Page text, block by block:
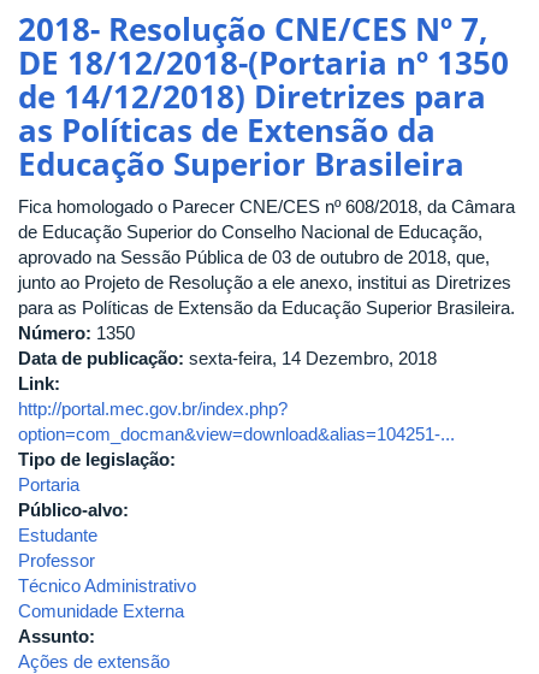
RESOLUÇÃO
SEI
Nº
04/2017,
DO
CONSEX
-
normatização
NEJ
e
Empresas
Juniores-
Alterada
pela
Resolução
2018- Resolução CNE/CES Nº 7,
DE 18/12/2018-(Portaria nº 1350
de 14/12/2018) Diretrizes para
as Políticas de Extensão da
Educação Superior Brasileira
Fica homologado o Parecer CNE/CES nº 608/2018, da Câmara
de Educação Superior do Conselho Nacional de Educação,
aprovado na Sessão Pública de 03 de outubro de 2018, que,
junto ao Projeto de Resolução a ele anexo, institui as Diretrizes
para as Políticas de Extensão da Educação Superior Brasileira.
Número: 1350
Data de publicação: sexta-feira, 14 Dezembro, 2018
Link:
http://portal.mec.gov.br/index.php?
option=com_docman&view=download&alias=104251-...
Tipo de legislação:
Portaria
Público-alvo:
Estudante
Professor
Técnico Administrativo
Comunidade Externa
Assunto:
Ações de extensão